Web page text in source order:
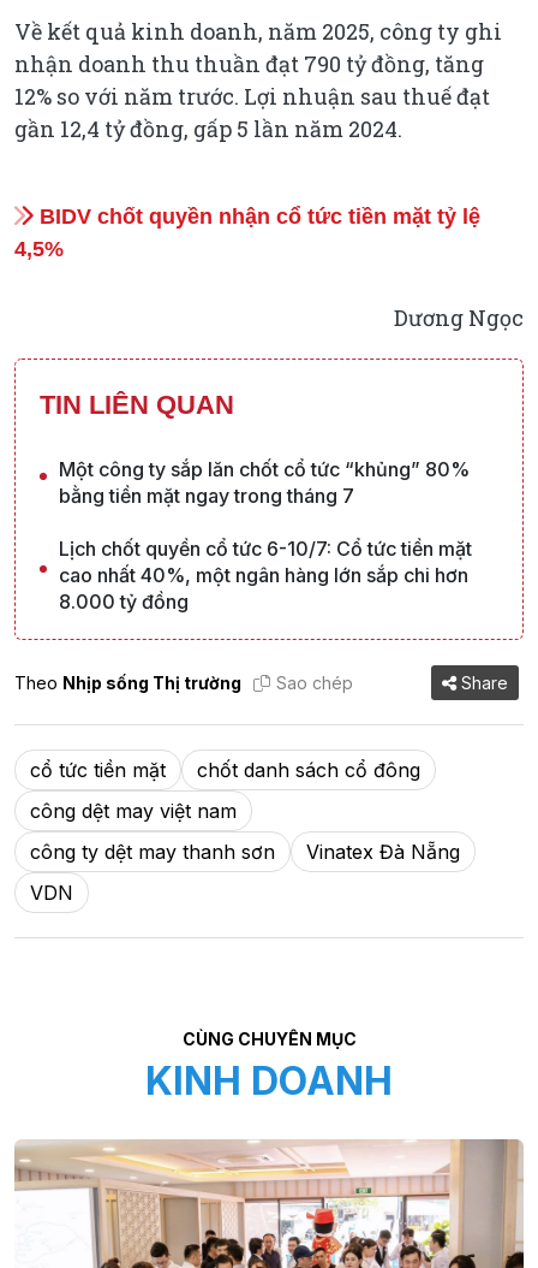
Về kết quả kinh doanh, năm 2025, công ty ghi
nhận doanh thu thuần đạt 790 tỷ đồng, tăng
12% so với năm trước. Lợi nhuận sau thuế đạt
gần 12,4 tỷ đồng, gấp 5 lần năm 2024.
BIDV chốt quyền nhận cổ tức tiền mặt tỷ lệ
4,5%
Dương Ngọc
TIN LIÊN QUAN
Một công ty sắp lăn chốt cổ tức “khủng” 80%
bằng tiền mặt ngay trong tháng 7
Lịch chốt quyền cổ tức 6-10/7: Cổ tức tiền mặt
cao nhất 40%, một ngân hàng lớn sắp chi hơn
8.000 tỷ đồng
Theo Nhịp sống Thị trường Sao chép Share
cổ tức tiền mặt
chốt danh sách cổ đông
công dệt may việt nam
công ty dệt may thanh sơn
Vinatex Đà Nẵng
VDN
CÙNG CHUYÊN MỤC
KINH DOANH